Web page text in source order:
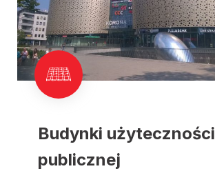
Budynki użyteczności
publicznej